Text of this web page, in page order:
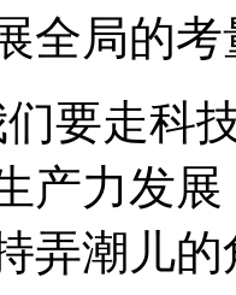
全局的
要走科
产力发
弄潮儿的